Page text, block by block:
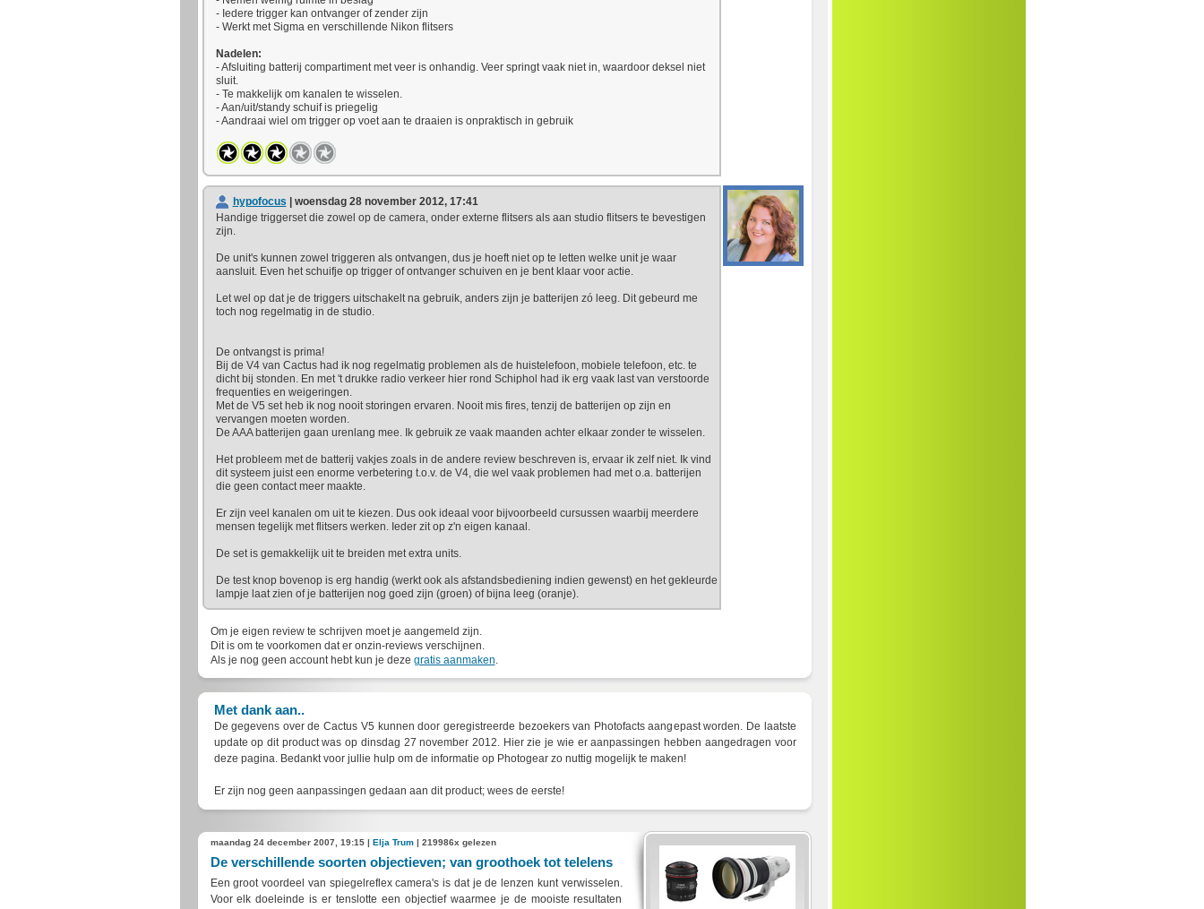
- Iedere trigger kan ontvanger of zender zijn
- Werkt met Sigma en verschillende Nikon flitsers
Nadelen:
- Afsluiting batterij compartiment met veer is onhandig. Veer springt vaak niet in, waardoor deksel niet
sluit.
- Te makkelijk om kanalen te wisselen.
- Aan/uit/standy schuif is priegelig
- Aandraai wiel om trigger op voet aan te draaien is onpraktisch in gebruik
hypofocus | woensdag 28 november 2012, 17:41
Handige triggerset die zowel op de camera, onder externe flitsers als aan studio flitsers te bevestigen
zijn.
De unit's kunnen zowel triggeren als ontvangen, dus je hoeft niet op te letten welke unit je waar
aansluit. Even het schuifje op trigger of ontvanger schuiven en je bent klaar voor actie.
Let wel op dat je de triggers uitschakelt na gebruik, anders zijn je batterijen zó leeg. Dit gebeurd me
toch nog regelmatig in de studio.
De ontvangst is prima!
Bij de V4 van Cactus had ik nog regelmatig problemen als de huistelefoon, mobiele telefoon, etc. te
dicht bij stonden. En met 't drukke radio verkeer hier rond Schiphol had ik erg vaak last van verstoorde
frequenties en weigeringen.
Met de V5 set heb ik nog nooit storingen ervaren. Nooit mis fires, tenzij de batterijen op zijn en
vervangen moeten worden.
De AAA batterijen gaan urenlang mee. Ik gebruik ze vaak maanden achter elkaar zonder te wisselen.
Het probleem met de batterij vakjes zoals in de andere review beschreven is, ervaar ik zelf niet. Ik vind
dit systeem juist een enorme verbetering t.o.v. de V4, die wel vaak problemen had met o.a. batterijen
die geen contact meer maakte.
Er zijn veel kanalen om uit te kiezen. Dus ook ideaal voor bijvoorbeeld cursussen waarbij meerdere
mensen tegelijk met flitsers werken. Ieder zit op z'n eigen kanaal.
De set is gemakkelijk uit te breiden met extra units.
De test knop bovenop is erg handig (werkt ook als afstandsbediening indien gewenst) en het gekleurde
lampje laat zien of je batterijen nog goed zijn (groen) of bijna leeg (oranje).
Om je eigen review te schrijven moet je aangemeld zijn.
Dit is om te voorkomen dat er onzin-reviews verschijnen.
Als je nog geen account hebt kun je deze gratis aanmaken.
Met dank aan..
De gegevens over de Cactus V5 kunnen door geregistreerde bezoekers van Photofacts aangepast worden. De laatste
update op dit product was op dinsdag 27 november 2012. Hier zie je wie er aanpassingen hebben aangedragen voor
deze pagina. Bedankt voor jullie hulp om de informatie op Photogear zo nuttig mogelijk te maken!
Er zijn nog geen aanpassingen gedaan aan dit product; wees de eerste!
maandag 24 december 2007, 19:15 | Elja Trum| 219986x gelezen
De verschillende soorten objectieven; van groothoek tot telelens
Een groot voordeel van spiegelreflex camera's is dat je de lenzen kunt verwisselen.
Voor elk doeleinde is er tenslotte een objectief waarmee je de mooiste resultaten